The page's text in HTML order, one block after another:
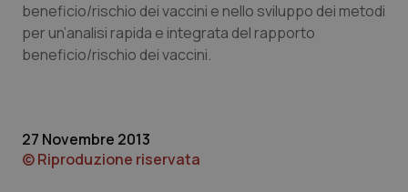
Umbria
Valle D’Aosta
Oftalmologia
Oncodermatologia
Oncologia & Nutrizione
beneficio/rischio dei vaccini e nello sviluppo dei metodi
per un’analisi rapida e integrata del rapporto
beneficio/rischio dei vaccini.
27 Novembre 2013
© Riproduzione riservata